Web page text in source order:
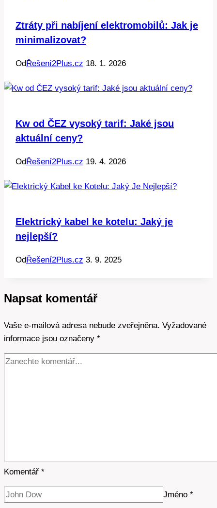
Ztráty při nabíjení elektromobilů: Jak je
minimalizovat?
Od Řešení2Plus.cz 18. 1. 2026
Kw od ČEZ vysoký tarif: Jaké jsou
aktuální ceny?
Od Řešení2Plus.cz 19. 4. 2026
Elektrický kabel ke kotelu: Jaký je
nejlepší?
Od Řešení2Plus.cz 3. 9. 2025
Napsat komentář
Vaše e-mailová adresa nebude zveřejněna. Vyžadované
informace jsou označeny *
Komentář *
Jméno *